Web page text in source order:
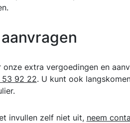
onze extra vergoedingen en
92 22. U kunt ook
invullen zelf niet uit, neem